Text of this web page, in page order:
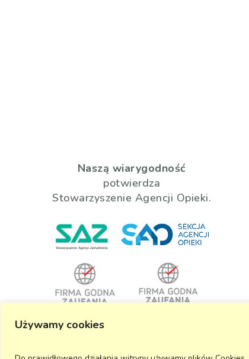
Używamy cookies
Naszą wiarygodność
potwierdza
Stowarzyszenie Agencji Opieki.